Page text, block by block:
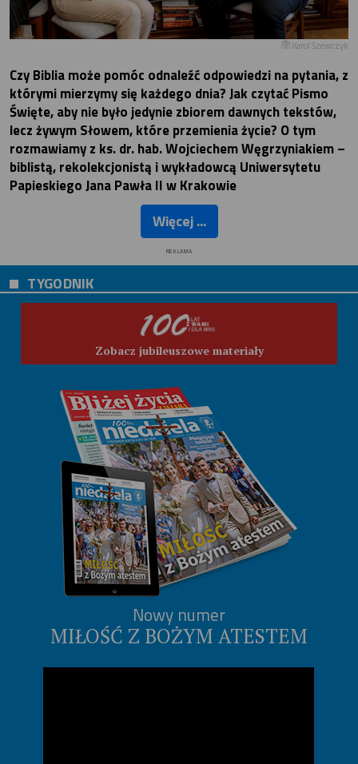
Karol Szewczyk
Czy Biblia może pomóc odnaleźć odpowiedzi na pytania, z
którymi mierzymy się każdego dnia? Jak czytać Pismo
Święte, aby nie było jedynie zbiorem dawnych tekstów,
lecz żywym Słowem, które przemienia życie? O tym
rozmawiamy z ks. dr. hab. Wojciechem Węgrzyniakiem –
biblistą, rekolekcjonistą i wykładowcą Uniwersytetu
Papieskiego Jana Pawła II w Krakowie
Więcej ...
REKLAMA
TYGODNIK
Zobacz jubileuszowe materiały
Nowy numer
MIŁOŚĆ Z BOŻYM ATESTEM